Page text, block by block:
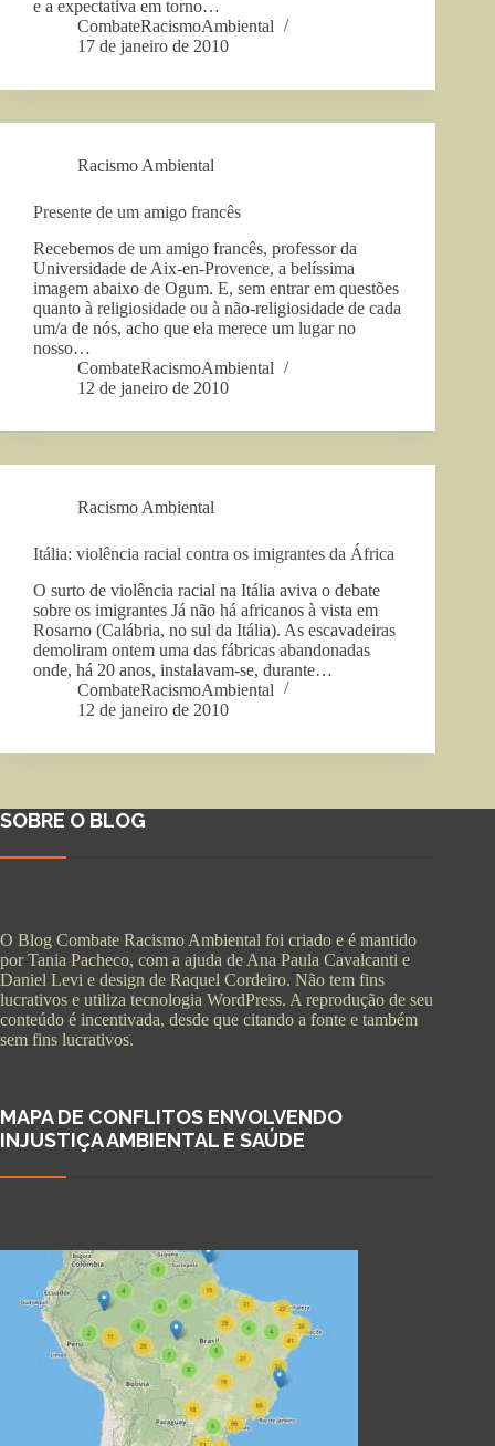
e a expectativa em torno…
CombateRacismoAmbiental
17 de janeiro de 2010
Racismo Ambiental
Presente de um amigo francês
Recebemos de um amigo francês, professor da
Universidade de Aix-en-Provence, a belíssima
imagem abaixo de Ogum. E, sem entrar em questões
quanto à religiosidade ou à não-religiosidade de cada
um/a de nós, acho que ela merece um lugar no
nosso…
CombateRacismoAmbiental
12 de janeiro de 2010
Racismo Ambiental
Itália: violência racial contra os imigrantes da África
O surto de violência racial na Itália aviva o debate
sobre os imigrantes Já não há africanos à vista em
Rosarno (Calábria, no sul da Itália). As escavadeiras
demoliram ontem uma das fábricas abandonadas
onde, há 20 anos, instalavam-se, durante…
CombateRacismoAmbiental
12 de janeiro de 2010
SOBRE O BLOG
O Blog Combate Racismo Ambiental foi criado e é mantido
por Tania Pacheco, com a ajuda de Ana Paula Cavalcanti e
Daniel Levi e design de Raquel Cordeiro. Não tem fins
lucrativos e utiliza tecnologia WordPress. A reprodução de seu
conteúdo é incentivada, desde que citando a fonte e também
sem fins lucrativos.
MAPA DE CONFLITOS ENVOLVENDO
INJUSTIÇA AMBIENTAL E SAÚDE